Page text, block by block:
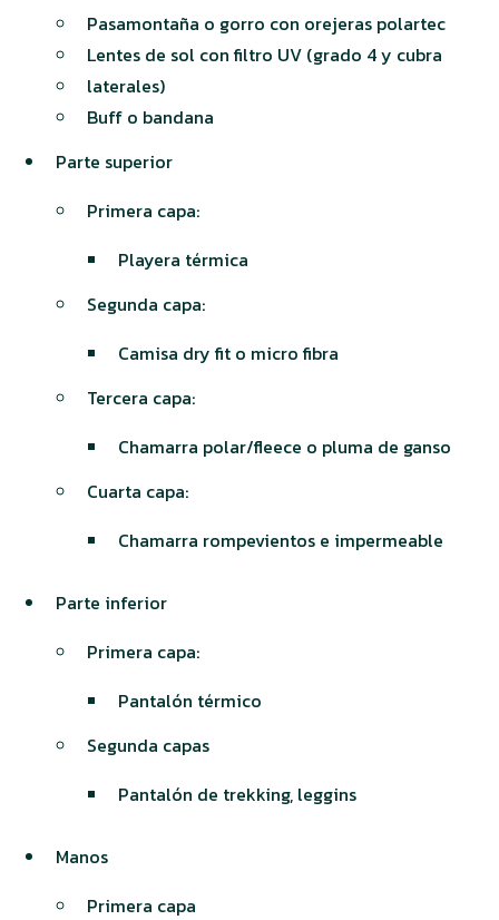
Pasamontaña o gorro con orejeras polartec
Lentes de sol con filtro UV (grado 4 y cubra
laterales)
Buff o bandana
Parte superior
Primera capa:
Playera térmica
Segunda capa:
Camisa dry fit o micro fibra
Tercera capa:
Chamarra polar/fleece o pluma de ganso
Cuarta capa:
Chamarra rompevientos e impermeable
Parte inferior
Primera capa:
Pantalón térmico
Segunda capas
Pantalón de trekking, leggins
Manos
Primera capa